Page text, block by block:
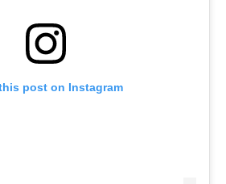
post on Instagram